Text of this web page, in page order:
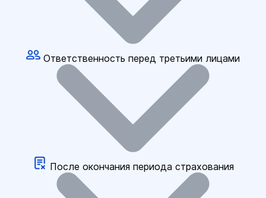
Ответственность перед третьими лицами
После окончания периода страхования